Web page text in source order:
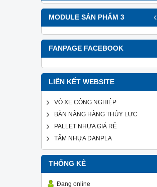
MODULE SẢN PHẨM 3 ‹
FANPAGE FACEBOOK
LIÊN KẾT WEBSITE
VỎ XE CÔNG NGHIỆP
BÀN NÂNG HÀNG THỦY LỰC
PALLET NHỰA GIÁ RẺ
TẤM NHỰA DANPLA
THỐNG KÊ
Đang online